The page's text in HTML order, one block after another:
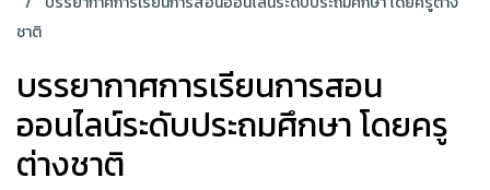
ชาติ
บรรยากาศการเรียนการสอน
ออนไลน์ระดับประถมศึกษา โดยครู
ต่างชาติ